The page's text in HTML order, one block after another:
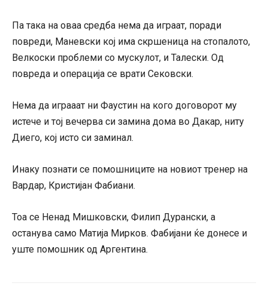
Па така на оваа средба нема да играат, поради
повреди, Маневски кој има скршеница на стопалото,
Велкоски проблеми со мускулот, и Талески. Од
повреда и операција се врати Сековски.
Нема да играаат ни Фаустин на кого договорот му
истече и тој вечерва си замина дома во Дакар, ниту
Диего, кој исто си заминал.
Инаку познати се помошниците на новиот тренер на
Вардар, Кристијан Фабиани.
Тоа се Ненад Мишковски, Филип Дурански, а
останува само Матија Мирков. Фабијани ќе донесе и
уште помошник од Аргентина.